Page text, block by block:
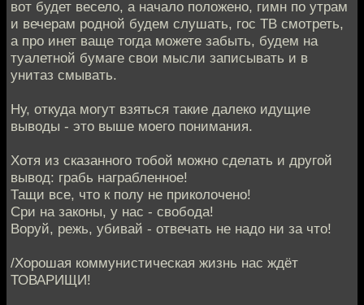
вот будет весело, а начало положено, гимн по утрам
и вечерам родной будем слушать, гос ТВ смотреть,
а про инет ваще тогда можете забыть, будем на
туалетной бумаге свои мысли записывать и в
унитаз смывать.
Ну, откуда могут взяться такие далеко идущие
выводы - это выше моего понимания.
Хотя из сказанного тобой можно сделать и другой
вывод: грабь награбленное!
Тащи все, что к полу не приколочено!
Сри на законы, у нас - свобода!
Воруй, режь, убивай - отвечать не надо ни за что!
/Хорошая коммунистическая жизнь нас ждёт
ТОВАРИЩИ!